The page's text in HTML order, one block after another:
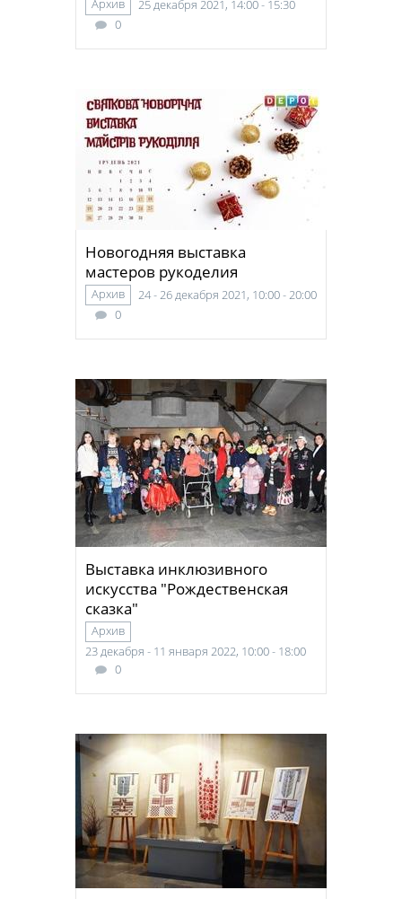
Архив
25 декабря 2021, 14:00 - 15:30
0
Новогодняя выставка
мастеров рукоделия
Архив
24 - 26 декабря 2021, 10:00 - 20:00
0
Выставка инклюзивного
искусства "Рождественская
сказка"
Архив
23 декабря - 11 января 2022, 10:00 - 18:00
0